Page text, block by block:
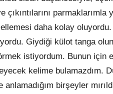
çıkıntılarını
daha kolay
Giydiği külot tanga
istiyordum. Bunun için
kelime bulamazdım.
birşeyler